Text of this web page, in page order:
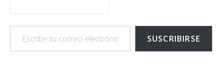
Escribe tu correo electrónico…
SUSCRIBIRSE